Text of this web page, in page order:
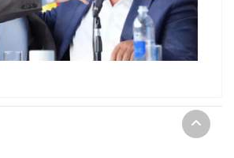
REPORTE DIGITAL Copyright © 2021